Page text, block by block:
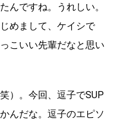
んですね。うれしい。
めまして、ケイシで
こいい先輩だなと思い
）。今回、逗子でSUP
んだな。逗子のエピソ